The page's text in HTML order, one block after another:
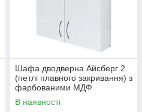
Шафа дводверна Айсберг 2
(петлі плавного закривання) з
фарбованими МДФ
фасадами ширина 600
МАКСІ-МЕбель
В наявності